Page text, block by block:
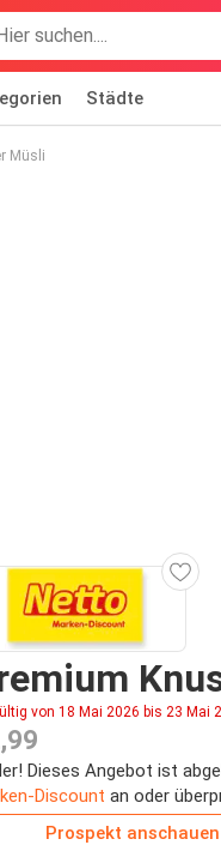
Städte
Müsli
von 18 Mai 2026 bis 23 Mai
Dieses Angebot ist
Discount an oder
Prospekt anschauen